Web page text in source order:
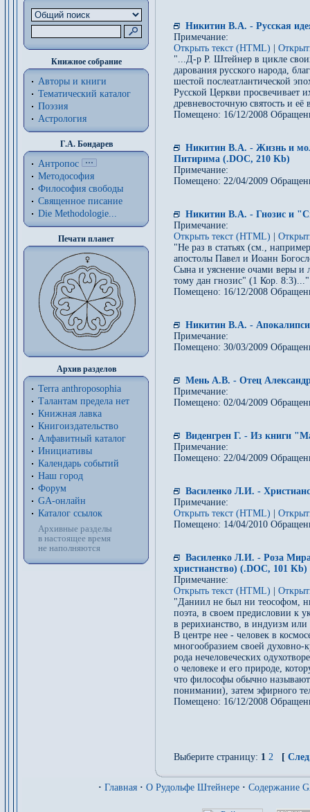
Книжное собрание
Авторы и книги
Тематический каталог
Поэзия
Астрология
Г.А. Бондарев
Антропос
Методософия
Философия cвободы
Священное писание
Die Methodologie...
Печати планет
Архив разделов
Terra anthroposophia
Талантам предела нет
Книжная лавка
Книгоиздательство
Алфавитный каталог
Инициативы
Календарь событий
Наш город
Форум
GA-онлайн
Каталог ссылок
Архивные разделы
в настоящее время
не наполняются
Никитин В.А. - Русская
Примечание:
Открыть текст (HTML)
"...Д-р Р. Штейнер в цикле
дарования русского народа,
шестой послеатлантической
Русской Церкви просвечивает
древневосточную святость и
Помещено: 16/12/2008
Никитин В.А. - Жизнь и
Питирима (.DOC, 210 Kb)
Примечание:
Помещено: 22/04/2009
Никитин В.А. - Гнозис и
Примечание:
Открыть текст (HTML)
"Не раз в статьях (см.,
апостолы Павел и Иоанн
Сына и уяснение очами веры и
тому дан гнозис" (1 Кор. 8:3)..."
Помещено: 16/12/2008
Никитин В.А. -
Примечание:
Помещено: 30/03/2009
Мень А.В. - Отец
Примечание:
Помещено: 02/04/2009
Виденгрен Г. - Из книги
Примечание:
Помещено: 22/04/2009
Василенко Л.И. -
Примечание:
Открыть текст (HTML)
Помещено: 14/04/2010
Василенко Л.И. - Роза
христианство) (.DOC, 101 Kb)
Примечание:
Открыть текст (HTML)
"Даниил не был ни теософом,
поэта, в своем предисловии к
в рерихианство, в индуизм
В центре нее - человек в
многообразием своей духовно-
рода нечеловеческих
о человеке и его природе,
что философы обычно называют
понимании), затем эфирного
Помещено: 16/12/2008
Выберите страницу: 1 2 [
· Главная · О Рудольфе Штейнере · Содержание